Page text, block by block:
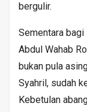
bergulir.
Sementara
Abdul Wahab
bukan pula
Syahril, sudah
Kebetulan